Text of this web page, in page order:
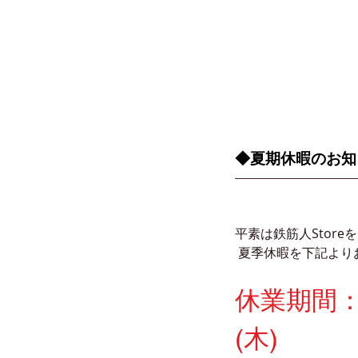
◆夏期休暇のお
平素は鉄筋人Store
夏季休暇を下記よ
休業期間
(木)